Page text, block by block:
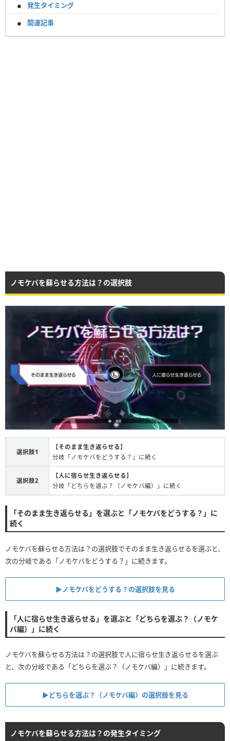
発生タイミング
関連記事
ノモケバを蘇らせる方法は？の選択肢
選択肢1
【そのまま生き返らせる】
分岐「ノモケバをどうする？」に続く
選択肢2
【 人に宿らせ生き返らせる】
分岐「どちらを選ぶ？（ノモケバ編）」に続く
「そのまま生き返らせる」を選ぶと「ノモケバをどうする？」に
続く
ノモケバを蘇らせる方法は？の選択肢でそのまま生き返らせるを選ぶと、
次の分岐である「ノモケバをどうする？」に続きます。
▶︎ノモケバをどうする？の選択肢を見る
「人に宿らせ生き返らせる」を選ぶと「どちらを選ぶ？（ノモケ
バ編）」に続く
ノモケバを蘇らせる方法は？の選択肢で人に宿らせ生き返らせるを選ぶ
と、次の分岐である「どちらを選ぶ？（ノモケバ編）」に続きます。
▶︎どちらを選ぶ？（ノモケバ編）の選択肢を見る
ノモケバを蘇らせる方法は？の発生タイミング